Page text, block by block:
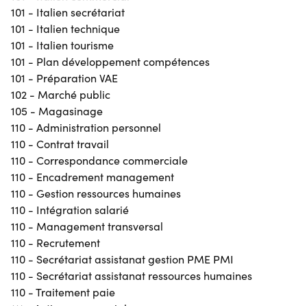
101 - Italien secrétariat
101 - Italien technique
101 - Italien tourisme
101 - Plan développement compétences
101 - Préparation VAE
102 - Marché public
105 - Magasinage
110 - Administration personnel
110 - Contrat travail
110 - Correspondance commerciale
110 - Encadrement management
110 - Gestion ressources humaines
110 - Intégration salarié
110 - Management transversal
110 - Recrutement
110 - Secrétariat assistanat gestion PME PMI
110 - Secrétariat assistanat ressources humaines
110 - Traitement paie